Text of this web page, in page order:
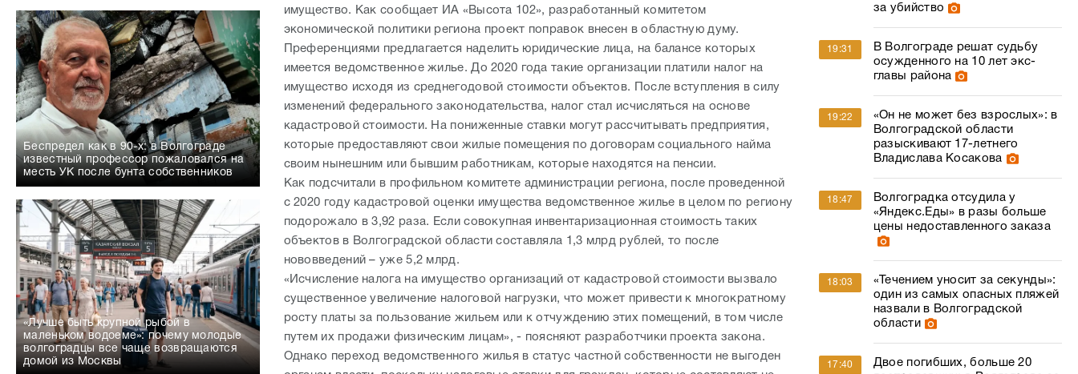
Беспредел как в 90-х: в Волгограде
известный профессор пожаловался на
месть УК после бунта собственников
«Лучше быть крупной рыбой в
маленьком водоеме»: почему молодые
волгоградцы все чаще возвращаются
домой из Москвы
имущество. Как сообщает ИА «Высота 102», разработанный комитетом
экономической политики региона проект поправок внесен в областную думу.
Преференциями предлагается наделить юридические лица, на балансе которых
имеется ведомственное жилье. До 2020 года такие организации платили налог на
имущество исходя из среднегодовой стоимости объектов. После вступления в силу
изменений федерального законодательства, налог стал исчисляться на основе
кадастровой стоимости. На пониженные ставки могут рассчитывать предприятия,
которые предоставляют свои жилые помещения по договорам социального найма
своим нынешним или бывшим работникам, которые находятся на пенсии.
Как подсчитали в профильном комитете администрации региона, после проведенной
с 2020 году кадастровой оценки имущества ведомственное жилье в целом по региону
подорожало в 3,92 раза. Если совокупная инвентаризационная стоимость таких
объектов в Волгоградской области составляла 1,3 млрд рублей, то после
нововведений – уже 5,2 млрд.
«Исчисление налога на имущество организаций от кадастровой стоимости вызвало
существенное увеличение налоговой нагрузки, что может привести к многократному
росту платы за пользование жильем или к отчуждению этих помещений, в том числе
путем их продажи физическим лицам», - поясняют разработчики проекта закона.
Однако переход ведомственного жилья в статус частной собственности не выгоден
за убийство
19:31
В Волгограде решат судьбу
осужденного на 10 лет экс-
главы района
19:22
«Он не может без взрослых»: в
Волгоградской области
разыскивают 17-летнего
Владислава Косакова
18:47
Волгоградка отсудила у
«Яндекс.Еды» в разы больше
цены недоставленного заказа
18:03
«Течением уносит за секунды»:
один из самых опасных пляжей
назвали в Волгоградской
области
17:40
Двое погибших, больше 20